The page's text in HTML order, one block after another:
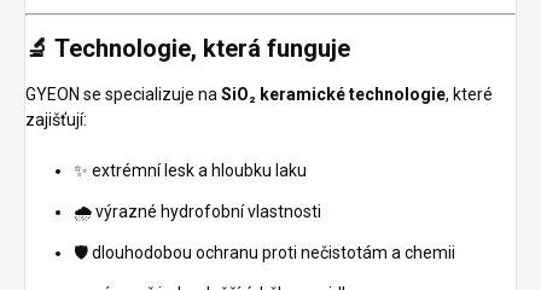
🔬 Technologie, která funguje
GYEON se specializuje na SiO₂ keramické technologie, které
zajišťují:
✨ extrémní lesk a hloubku laku
🌧️ výrazné hydrofobní vlastnosti
🛡️ dlouhodobou ochranu proti nečistotám a chemii